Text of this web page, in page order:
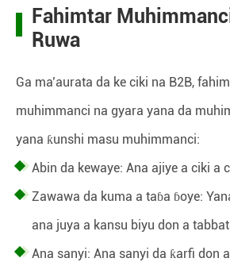
Fahimtar
Ruwa
Ga ma’aurata da ke ciki na B2B,
muhimmanci na gyara yana da
yana ƙunshi masu muhimmanci:
Abin da kewaye: Ana ajiye a ciki a
Zawawa da kuma a taɓa ɓoye:
ana juya a kansu biyu don a
Ana sanyi: Ana sanyi da ƙarfi don